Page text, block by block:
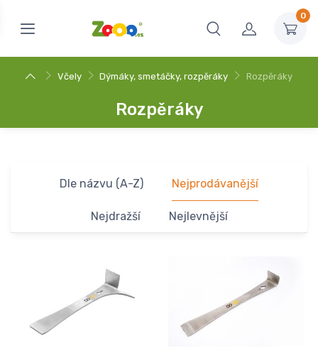
0
Včely Dýmáky, smetáčky, rozpěráky Rozpěráky
Rozpěráky
Dle názvu (A-Z) Nejprodávanější
Nejdražší Nejlevnější